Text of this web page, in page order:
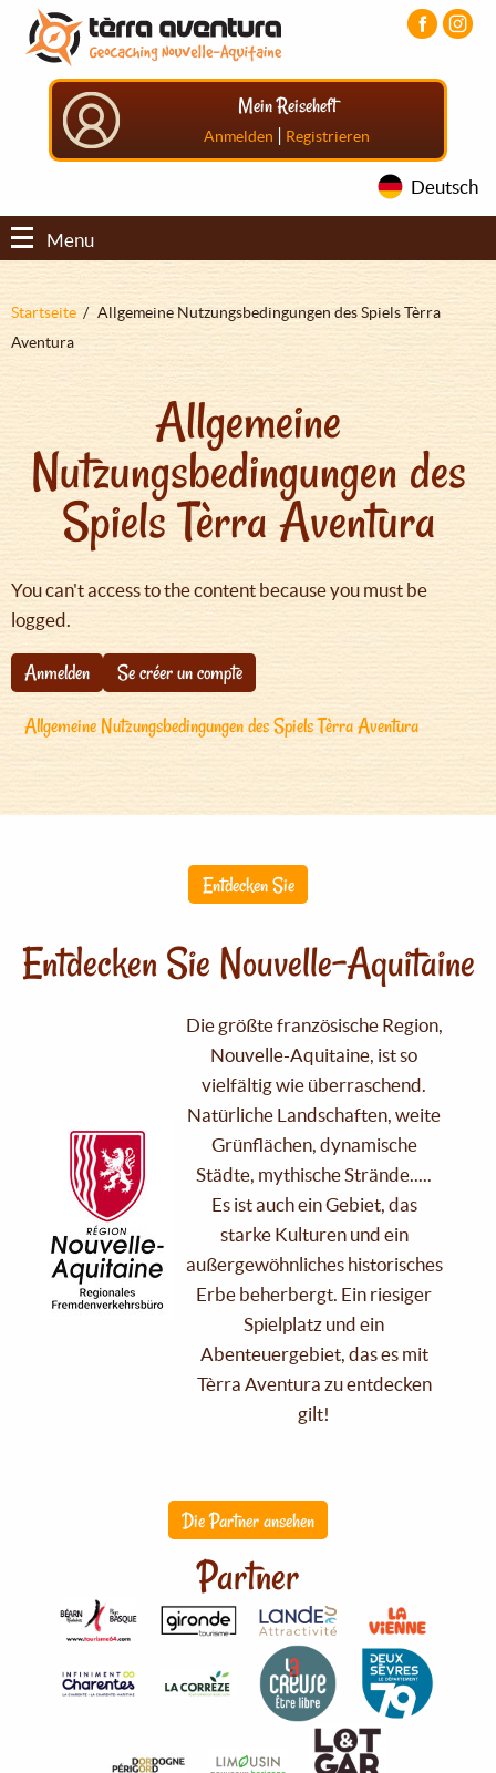
Direkt
zum
Inhalt
Aller
menu
principal
Aller
pied
Mein Reiseheft
Anmelden | Registrieren
Deutsch
Menu
Pfadnavigation
Startseite
Allgemeine Nutzungsbedingungen des Spiels Tèrra
Aventura
Allgemeine
Nutzungsbedingungen des
Spiels Tèrra Aventura
You can't access to the content because you must be
logged.
Anmelden
Se créer un compte
Allgemeine Nutzungsbedingungen des Spiels Tèrra Aventura
Entdecken Sie
Entdecken Sie Nouvelle-Aquitaine
Die größte französische Region,
Nouvelle-Aquitaine, ist so
vielfältig wie überraschend.
Natürliche Landschaften, weite
Grünflächen, dynamische
Städte, mythische Strände.....
Es ist auch ein Gebiet, das
starke Kulturen und ein
außergewöhnliches historisches
Erbe beherbergt. Ein riesiger
Spielplatz und ein
Abenteuergebiet, das es mit
Tèrra Aventura zu entdecken
gilt!
Die Partner ansehen
Partner